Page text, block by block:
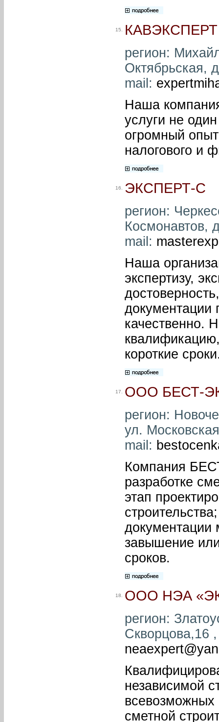
15. КАВЭКСПЕРТ
регион:
Октябрьская,
mail:
Наша
услуги не
огромный
налогового и
16. ЭКСПЕРТ-С
регион:
Космонавтов,
mail:
Наша
экспертизу,
документации
качественно.
короткие
17. ООО БЕСТ-
регион:
ул.
mail:
Компания
разработке
этап
документации
завышение
сроков.
18. ООО НЭА
регион:
Скворцова,16
независимой
всевозможных
сметной